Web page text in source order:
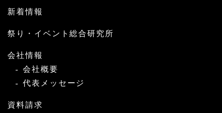
新着情報
祭り・イベント総合研究所
会社情報
会社概要
代表メッセージ
資料請求